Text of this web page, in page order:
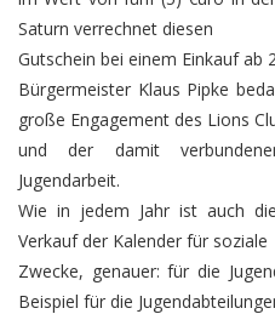
Saturn verrechnet diesen
Gutschein bei einem Einkauf ab
Bürgermeister Klaus Pipke
große Engagement des Lions
und der damit
Jugendarbeit.
Wie in jedem Jahr ist auch
Verkauf der Kalender für soziale
Zwecke, genauer: für die
Beispiel für die